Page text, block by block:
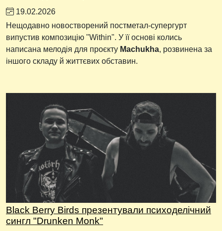
19.02.2026
Нещодавно новостворений постметал-супергурт
випустив композицію "Within". У її основі колись
написана мелодія для проєкту Machukha, розвинена за
іншого складу й життєвих обставин.
Black Berry Birds презентували психоделічний
сингл "Drunken Monk"